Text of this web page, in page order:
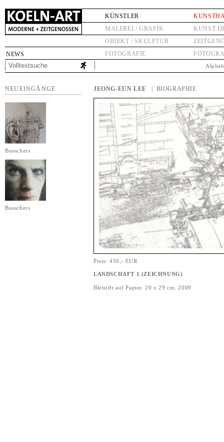
NEWS
KÜNSTLER
MALEREI / GRAFIK
OBJEKT / SKULPTUR
FOTOGRAFIE
KUNST
NEUEINGÄNGE
Busschers
Busschers
JEONG-EUN LEE | BIOGRAPHIE
Preis: 450,- EUR
LANDSCHAFT 1 (ZEICHNUNG)
Bleistift auf Papier. 20 x 29 cm. 2009